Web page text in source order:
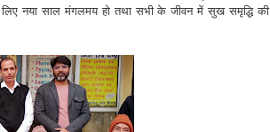
नया साल मंगलमय हो तथा सभी के जीवन में सुख समृद्धि की